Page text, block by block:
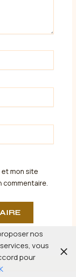
et mon site
commentaire.
nos
vous
pour